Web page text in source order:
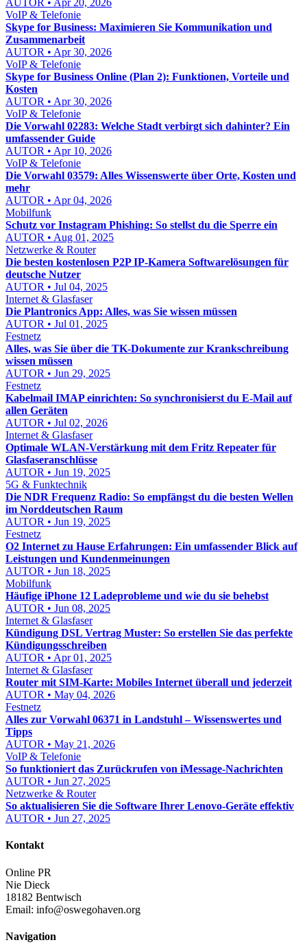
AUTOR • Apr 20, 2026
VoIP & Telefonie
Skype for Business: Maximieren Sie Kommunikation und
Zusammenarbeit
AUTOR • Apr 30, 2026
VoIP & Telefonie
Skype for Business Online (Plan 2): Funktionen, Vorteile und
Kosten
AUTOR • Apr 30, 2026
VoIP & Telefonie
Die Vorwahl 02283: Welche Stadt verbirgt sich dahinter? Ein
umfassender Guide
AUTOR • Apr 10, 2026
VoIP & Telefonie
Die Vorwahl 03579: Alles Wissenswerte über Orte, Kosten und
mehr
AUTOR • Apr 04, 2026
Mobilfunk
Schutz vor Instagram Phishing: So stellst du die Sperre ein
AUTOR • Aug 01, 2025
Netzwerke & Router
Die besten kostenlosen P2P IP-Kamera Softwarelösungen für
deutsche Nutzer
AUTOR • Jul 04, 2025
Internet & Glasfaser
Die Plantronics App: Alles, was Sie wissen müssen
AUTOR • Jul 01, 2025
Festnetz
Alles, was Sie über die TK-Dokumente zur Krankschreibung
wissen müssen
AUTOR • Jun 29, 2025
Festnetz
Kabelmail IMAP einrichten: So synchronisierst du E-Mail auf
allen Geräten
AUTOR • Jul 02, 2026
Internet & Glasfaser
Optimale WLAN-Verstärkung mit dem Fritz Repeater für
Glasfaseranschlüsse
AUTOR • Jun 19, 2025
5G & Funktechnik
Die NDR Frequenz Radio: So empfängst du die besten Wellen
im Norddeutschen Raum
AUTOR • Jun 19, 2025
Festnetz
O2 Internet zu Hause Erfahrungen: Ein umfassender Blick auf
Leistungen und Kundenmeinungen
AUTOR • Jun 18, 2025
Mobilfunk
Häufige iPhone 12 Ladeprobleme und wie du sie behebst
AUTOR • Jun 08, 2025
Internet & Glasfaser
Kündigung DSL Vertrag Muster: So erstellen Sie das perfekte
Kündigungsschreiben
AUTOR • Apr 01, 2025
Internet & Glasfaser
Router mit SIM-Karte: Mobiles Internet überall und jederzeit
AUTOR • May 04, 2026
Festnetz
Alles zur Vorwahl 06371 in Landstuhl – Wissenswertes und
Tipps
AUTOR • May 21, 2026
VoIP & Telefonie
So funktioniert das Zurückrufen von iMessage-Nachrichten
AUTOR • Jun 27, 2025
Netzwerke & Router
So aktualisieren Sie die Software Ihrer Lenovo-Geräte effektiv
AUTOR • Jun 27, 2025
Kontakt
Online PR
Nie Dieck
18182 Bentwisch
Email: info@oswegohaven.org
Navigation